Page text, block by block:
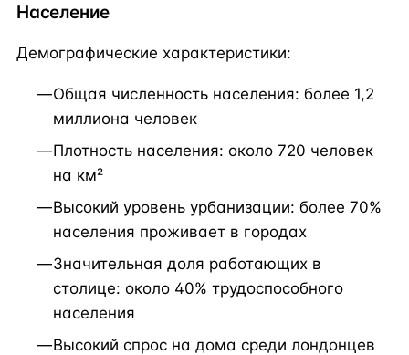
Население
Демографические характеристики:
Общая численность населения: более 1,2
миллиона человек
Плотность населения: около 720 человек
на км²
Высокий уровень урбанизации: более 70%
населения проживает в городах
Значительная доля работающих в
столице: около 40% трудоспособного
населения
Высокий спрос на дома среди лондонцев